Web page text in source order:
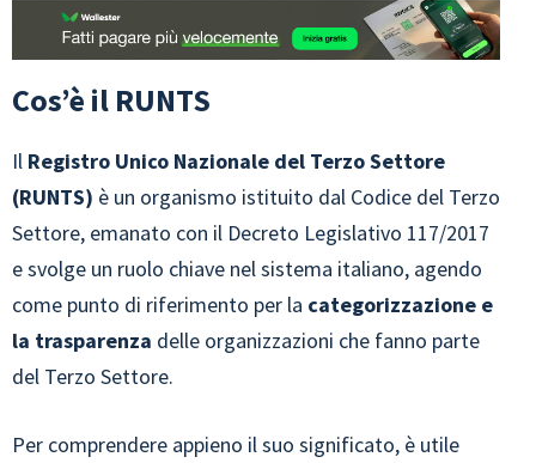
Cos’è il RUNTS
Il Registro Unico Nazionale del Terzo Settore
(RUNTS) è un organismo istituito dal Codice del Terzo
Settore, emanato con il Decreto Legislativo 117/2017
e svolge un ruolo chiave nel sistema italiano, agendo
come punto di riferimento per la categorizzazione e
la trasparenza delle organizzazioni che fanno parte
del Terzo Settore.
Per comprendere appieno il suo significato, è utile